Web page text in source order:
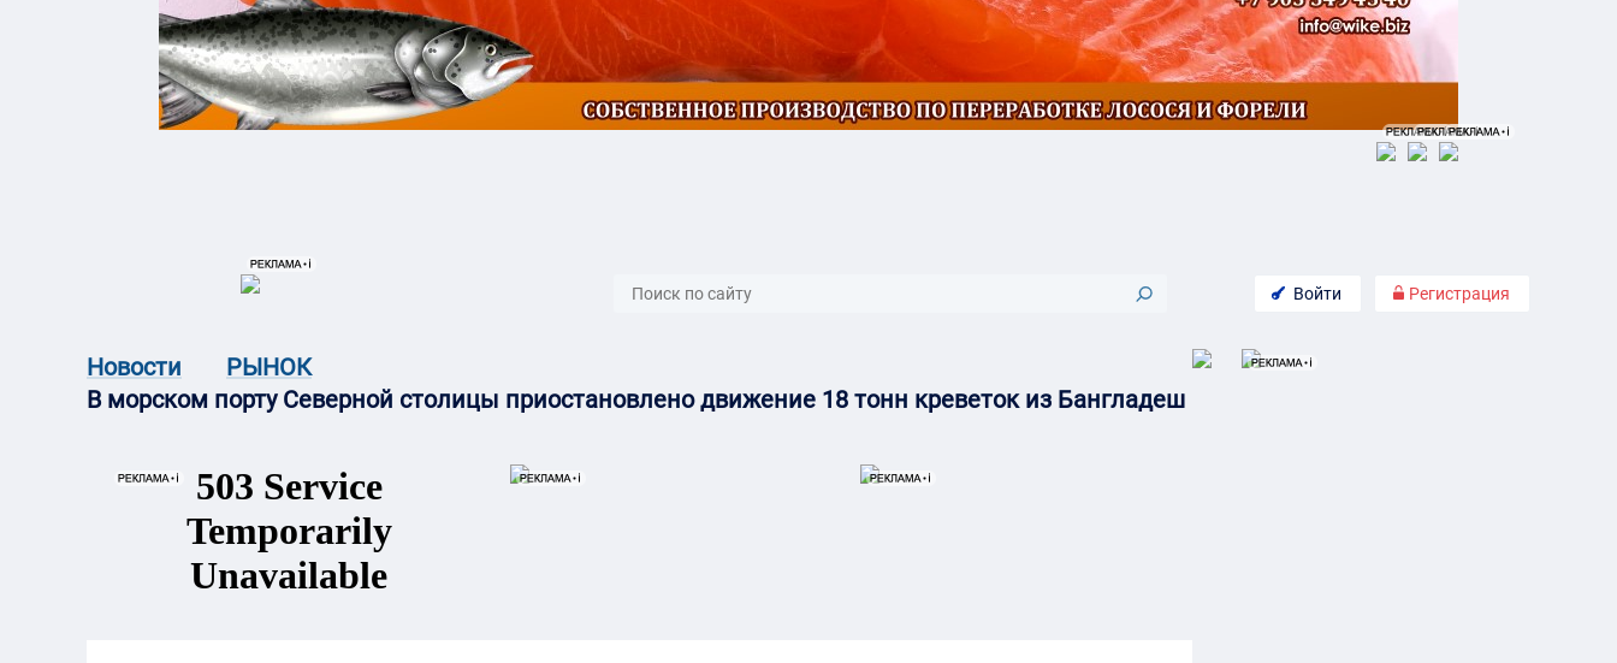
Войти Регистрация
Новости
РЫНОК
В морском порту Северной столицы приостановлено движение 18 тонн креветок из Бангладеш